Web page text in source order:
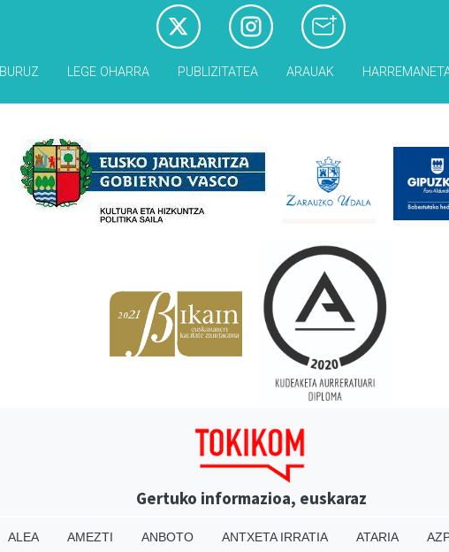
LEGE OHARRA PUBLIZITATEA ARAUAK
Gertuko informazioa, euskaraz
ALEA AMEZTI ANBOTO ANTXETA IRRATIA ATARIA